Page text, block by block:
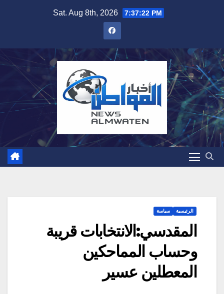
Sat. Aug 8th, 2026 7:37:23 PM
الرئيسية سياسة
المقدسي:الانتخابات قريبة
وحساب المماحكين
المعطلين عسير